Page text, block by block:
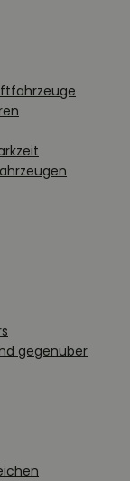
gegenüber